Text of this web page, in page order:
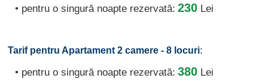
• pentru o singură noapte rezervată: 230 Lei
Tarif pentru Apartament 2 camere - 8 locuri:
• pentru o singură noapte rezervată: 380 Lei